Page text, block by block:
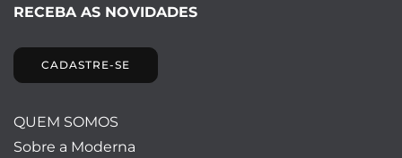
RECEBA AS NOVIDADES
CADASTRE-SE
QUEM SOMOS
Sobre a Moderna